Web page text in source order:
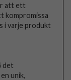
att ett
kompromissa
i varje produkt
det
unik,